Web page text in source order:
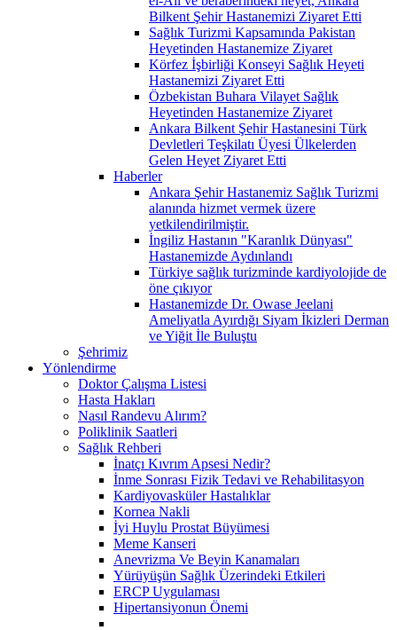
Bilkent Şehir Hastanemizi Ziyaret Etti
Sağlık Turizmi Kapsamında Pakistan
Heyetinden Hastanemize Ziyaret
Körfez İşbirliği Konseyi Sağlık Heyeti
Hastanemizi Ziyaret Etti
Özbekistan Buhara Vilayet Sağlık
Heyetinden Hastanemize Ziyaret
Ankara Bilkent Şehir Hastanesini Türk
Devletleri Teşkilatı Üyesi Ülkelerden
Gelen Heyet Ziyaret Etti
Haberler
Ankara Şehir Hastanemiz Sağlık Turizmi
alanında hizmet vermek üzere
yetkilendirilmiştir.
İngiliz Hastanın "Karanlık Dünyası"
Hastanemizde Aydınlandı
Türkiye sağlık turizminde kardiyolojide de
öne çıkıyor
Hastanemizde Dr. Owase Jeelani
Ameliyatla Ayırdığı Siyam İkizleri Derman
ve Yiğit İle Buluştu
Şehrimiz
Yönlendirme
Doktor Çalışma Listesi
Hasta Hakları
Nasıl Randevu Alırım?
Poliklinik Saatleri
Sağlık Rehberi
İnatçı Kıvrım Apsesi Nedir?
İnme Sonrası Fizik Tedavi ve Rehabilitasyon
Kardiyovasküler Hastalıklar
Kornea Nakli
İyi Huylu Prostat Büyümesi
Meme Kanseri
Anevrizma Ve Beyin Kanamaları
Yürüyüşün Sağlık Üzerindeki Etkileri
ERCP Uygulaması
Hipertansiyonun Önemi